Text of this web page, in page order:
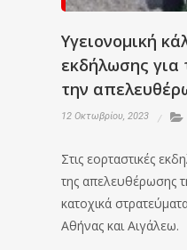
Υγειονομική
εκδήλωσης για
την
12 Οκτωβρίου, 2023
Στις εορταστικές
της απελευθέρωσης
κατοχικά
Αθήνας και Αιγάλεω.